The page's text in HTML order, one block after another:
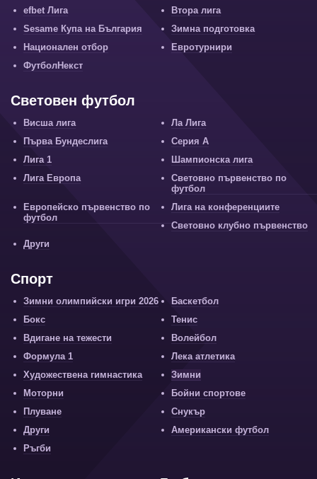
efbet Лига
Втора лига
Sesame Купа на България
Зимна подготовка
Национален отбор
Евротурнири
ФутболНекст
Световен футбол
Висша лига
Ла Лига
Първа Бундеслига
Серия А
Лига 1
Шампионска лига
Лига Европа
Световно първенство по
футбол
Европейско първенство по
футбол
Лига на конференциите
Световно клубно първенство
Други
Спорт
Зимни олимпийски игри 2026
Баскетбол
Бокс
Тенис
Вдигане на тежести
Волейбол
Формула 1
Лека атлетика
Художествена гимнастика
Зимни
Моторни
Бойни спортове
Плуване
Снукър
Други
Американски футбол
Ръгби